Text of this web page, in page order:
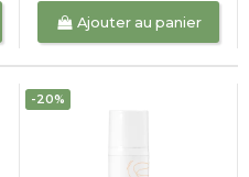
Ajouter au panier
-20%